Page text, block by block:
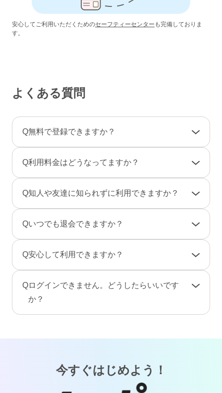
安心してご利用いただくためのセーフティーセンター も完備しておりま
す。
よくある質問
Q無料で登録できますか？
さい。
です。そのため、弊社からお客様へ料金の請求
や督促のご連絡が届くことはありません。
Q利用料金はどうなってますか？
一部のコンテンツの利用はコイン（有料）が必
男性は、事前にポイントをご購入のうえご利用
となります。（1P＝約10円、消費ポイントはサ
ービスによって異なります）
Q知人や友達に知られずに利用できますか？
のニックネームで、プロフ画像を登録しない状
また、検索結果にあなたのプロフィールが表示
されないように設定することもできます。
Qいつでも退会できますか？
手続き」から行えます。
画・メッセージ・ポイント（コイン）などのア
カウント情報はすべて削除されます。復旧や返
金はできませんのでご注意ください。
Q安心して利用できますか？
ービスでは24時間365日体制で有人による監視・
通報対応・年齢確認を行っております。
Qログインできません。どうしたらいいです
か？
今すぐはじめよう！